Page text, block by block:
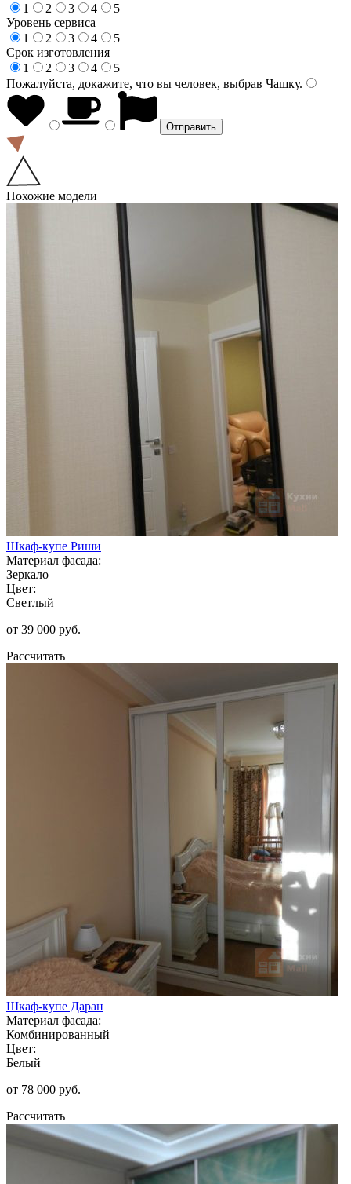
1
2 3 4
5
Уровень сервиса
1
2 3 4
5
Срок изготовления
1
2 3 4
5
Пожалуйста, докажите, что вы человек, выбрав Чашку.
Похожие модели
Шкаф-купе Риши
Материал фасада:
Зеркало
Цвет:
Светлый
от 39 000 руб.
Рассчитать
Шкаф-купе Даран
Материал фасада:
Комбинированный
Цвет:
Белый
от 78 000 руб.
Рассчитать